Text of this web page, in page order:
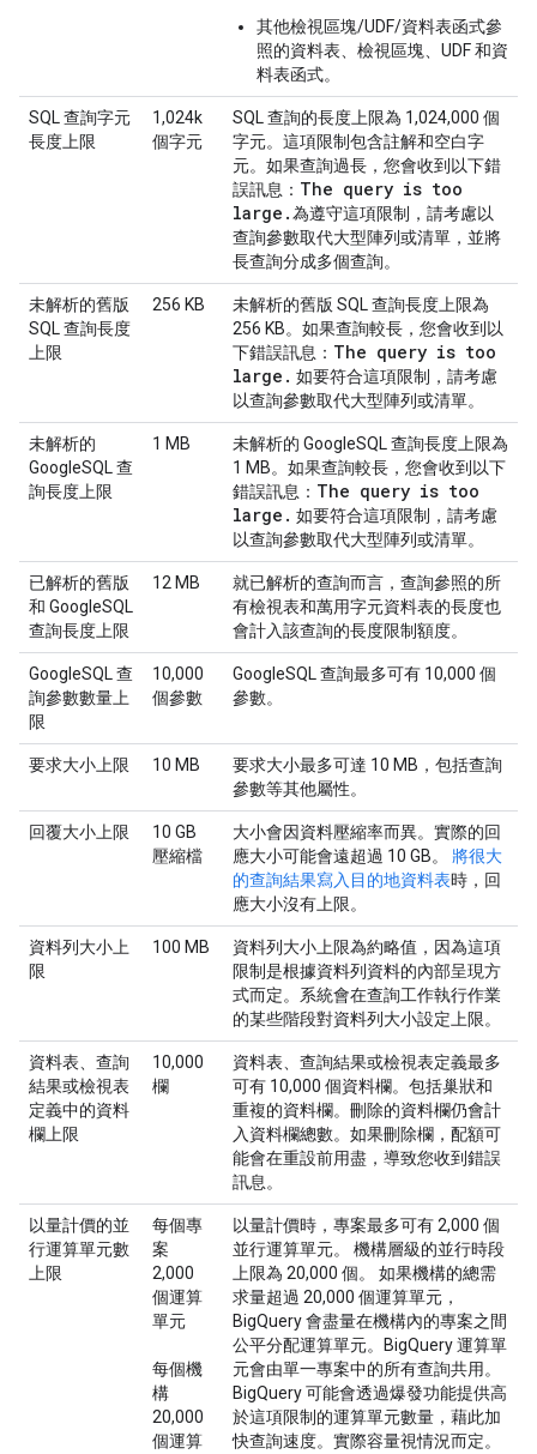
其他檢視區塊/UDF/資料表函式參
照的資料表、檢視區塊、UDF 和資
料表函式。
SQL 查詢字元
長度上限
1,024k
個字元
SQL 查詢的長度上限為 1,024,000 個
字元。這項限制包含註解和空白字
元。如果查詢過長，您會收到以下錯
誤訊息： The query is too
large .為遵守這項限制，請考慮以
查詢參數取代大型陣列或清單，並將
長查詢分成多個查詢。
未解析的舊版
SQL 查詢長度
上限
256 KB
未解析的舊版 SQL 查詢長度上限為
256 KB。如果查詢較長，您會收到以
下錯誤訊息： The query is too
large . 如要符合這項限制，請考慮
以查詢參數取代大型陣列或清單。
未解析的
GoogleSQL 查
詢長度上限
1 MB
未解析的 GoogleSQL 查詢長度上限為
1 MB。如果查詢較長，您會收到以下
錯誤訊息： The query is too
large . 如要符合這項限制，請考慮
以查詢參數取代大型陣列或清單。
已解析的舊版
和 GoogleSQL
查詢長度上限
12 MB
就已解析的查詢而言，查詢參照的所
有檢視表和萬用字元資料表的長度也
會計入該查詢的長度限制額度。
GoogleSQL 查
詢參數數量上
限
10,000
個參數
GoogleSQL 查詢最多可有 10,000 個
參數。
要求大小上限 10 MB
要求大小最多可達 10 MB，包括查詢
參數等其他屬性。
回覆大小上限
10 GB
壓縮檔
大小會因資料壓縮率而異。實際的回
應大小可能會遠超過 10 GB。 將很大
的查詢結果寫入目的地資料表時，回
應大小沒有上限。
資料列大小上
限
100 MB
資料列大小上限為約略值，因為這項
限制是根據資料列資料的內部呈現方
式而定。系統會在查詢工作執行作業
的某些階段對資料列大小設定上限。
資料表、查詢
結果或檢視表
定義中的資料
欄上限
10,000
欄
資料表、查詢結果或檢視表定義最多
可有 10,000 個資料欄。包括巢狀和
重複的資料欄。刪除的資料欄仍會計
入資料欄總數。如果刪除欄，配額可
能會在重設前用盡，導致您收到錯誤
訊息。
以量計價的並
行運算單元數
上限
每個專
案
2,000
個運算
單元
每個機
構
20,000
個運算
以量計價時，專案最多可有 2,000 個
並行運算單元。 機構層級的並行時段
上限為 20,000 個。 如果機構的總需
求量超過 20,000 個運算單元，
BigQuery 會盡量在機構內的專案之間
公平分配運算單元。BigQuery 運算單
元會由單一專案中的所有查詢共用。
BigQuery 可能會透過爆發功能提供高
於這項限制的運算單元數量，藉此加
快查詢速度。實際容量視情況而定。